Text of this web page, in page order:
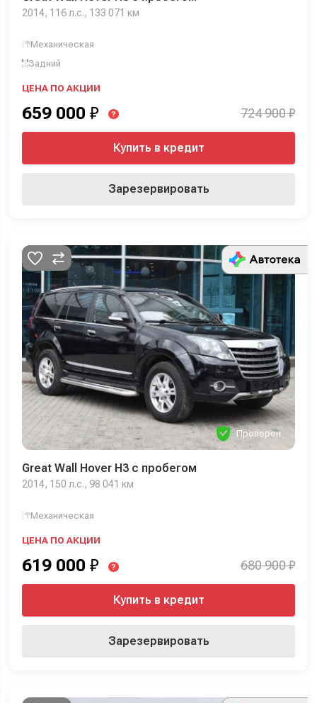
2014, 116 л.с., 133 071 км
Механическая
Задний
ЦЕНА ПО АКЦИИ
659 000 ₽ ? 724 900 ₽
Купить в кредит
Зарезервировать
Проверен
Great Wall Hover H3 с пробегом
2014, 150 л.с., 98 041 км
Механическая
ЦЕНА ПО АКЦИИ
619 000 ₽ ? 680 900 ₽
Купить в кредит
Зарезервировать